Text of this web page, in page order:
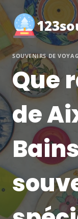
Aller
au
contenu
SOUVENIRS DE
Que
de